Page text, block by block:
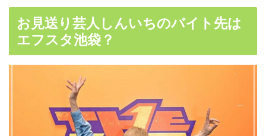
お見送り芸人しんいちのバイト先は
エフスタ池袋？